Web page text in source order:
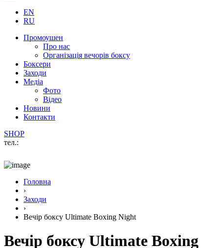
EN
RU
Промоушен
Про нас
Організація вечорів боксу
Боксери
Заходи
Медіа
Фото
Відео
Новини
Контакти
SHOP
тел.:
Головна
›
Заходи
›
Вечір боксу Ultimate Boxing Night
Вечір боксу Ultimate Boxing